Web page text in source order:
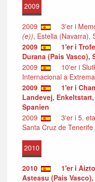
2009
2009 3'er i
(e)), Estella (Navarra),
2009
1'er i
Durana (Pais Vasco),
2009
10'er i
Internacional a
2009
1'er i
Landevej,
Spanien
2009
3'er i 5.
Santa Cruz de
2010
2010 1'er i
Asteasu (Pais